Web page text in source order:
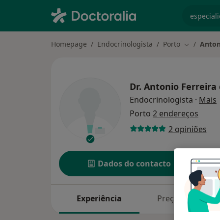
Homepage Endocrinologista Porto Mudar de
Dr. Antonio Ferreira
Endocrinologista · Mais
Porto 2 endereços
2 opiniões
Dados do contacto
Experiência Preços